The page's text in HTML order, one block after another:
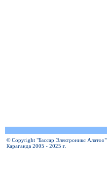
© Copyright "Бассар Электроникс Алатоо"
Караганда 2005 - 2025 г.